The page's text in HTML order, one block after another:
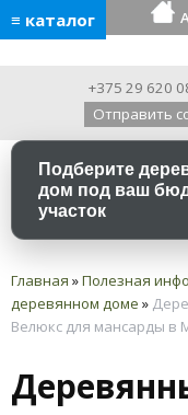
≡ каталог
+375 29 620
Отправить
Подберите
дом под ваш
участок
Главная »Полезная
деревянном доме »
Велюкс для мансарды в